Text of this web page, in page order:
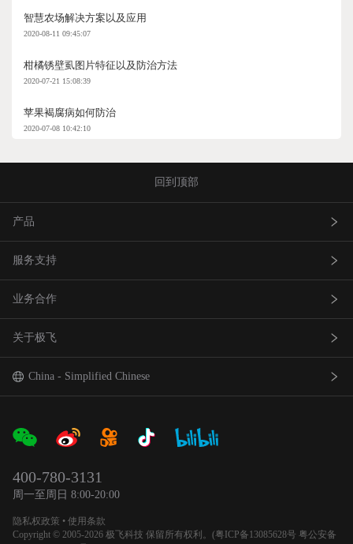
智慧农场解决方案以及应用
2020-08-11 09:45:07
柑橘锈壁虱图片特征以及防治方法
2020-07-21 15:08:39
苹果褐腐病如何防治
2020-07-08 10:42:10
回到顶部
产品
农业无人飞机
农业无人车
农机自驾仪
巡田无人飞机
农业机器人
服务支持
极飞服务
极飞学园
证书查询
业务合作
查找网点(资质验证）
成为渠道合作伙伴
关于极飞
我是极⻜
官方活动
加入我们
China - Simplified Chinese
日本 - 日本語
400-780-3131
周一至周日 8:00-20:00
隐私权政策 • 使用条款
Copyright © 2005-2026 极飞科技 保留所有权利。(粤ICP备13085628号 粤公安备